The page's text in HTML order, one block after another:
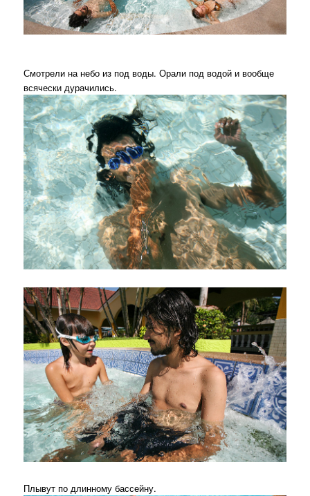
Смотрели на небо из под воды. Орали под водой и вообще
всячески дурачились.
Плывут по длинному бассейну.